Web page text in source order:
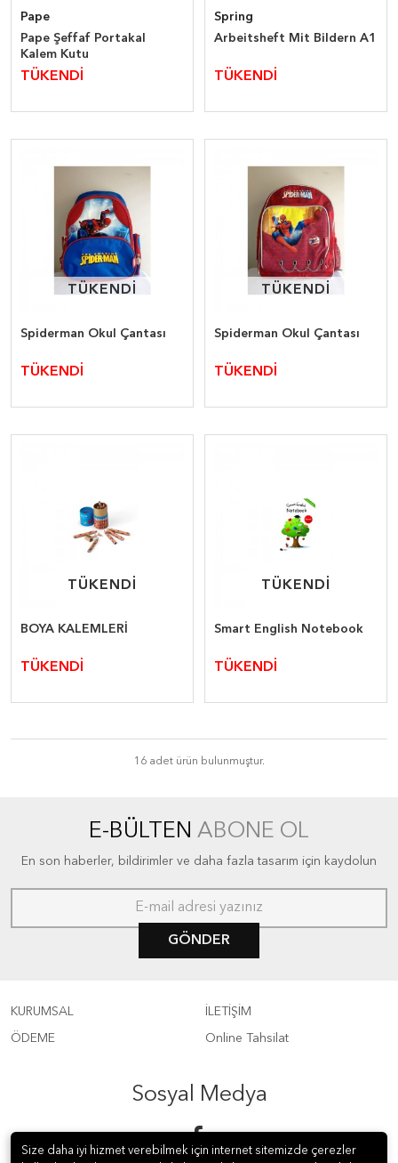
Pape
Pape Şeffaf Portakal
Kalem Kutu
TÜKENDİ
Spring
Arbeitsheft Mit Bildern A1
TÜKENDİ
TÜKENDİ
TÜKENDİ
Spiderman Okul Çantası
TÜKENDİ
TÜKENDİ
TÜKENDİ
Spiderman Okul Çantası
TÜKENDİ
TÜKENDİ
TÜKENDİ
BOYA KALEMLERİ
TÜKENDİ
TÜKENDİ
TÜKENDİ
Smart English Notebook
TÜKENDİ
16 adet ürün bulunmuştur.
E-BÜLTEN ABONE OL
En son haberler, bildirimler ve daha fazla tasarım için kaydolun
GÖNDER
KURUMSAL
ÖDEME
İLETİŞİM
Online Tahsilat
Sosyal Medya
Size daha iyi hizmet verebilmek için internet sitemizde çerezler